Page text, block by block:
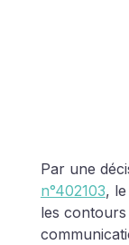
Par une
n°402103,
les